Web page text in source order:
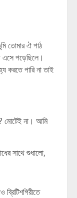
তোমার ঐ পাঠ
এসে পড়েছিলে।
করতে পারি না তাই
মোটেই না। আমি
সাথে শুধালো,